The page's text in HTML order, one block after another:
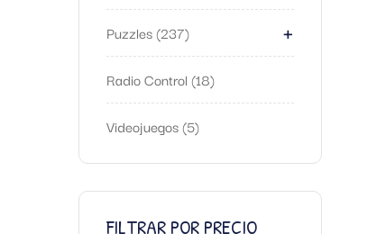
Puzzles 237 +
Radio Control 18
Videojuegos 5
FILTRAR POR PRECIO